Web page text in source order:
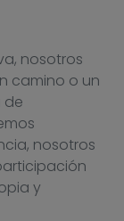
nosotros
camino o un
de
nosotros
y